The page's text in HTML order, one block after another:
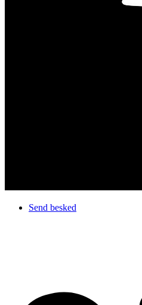
Send besked